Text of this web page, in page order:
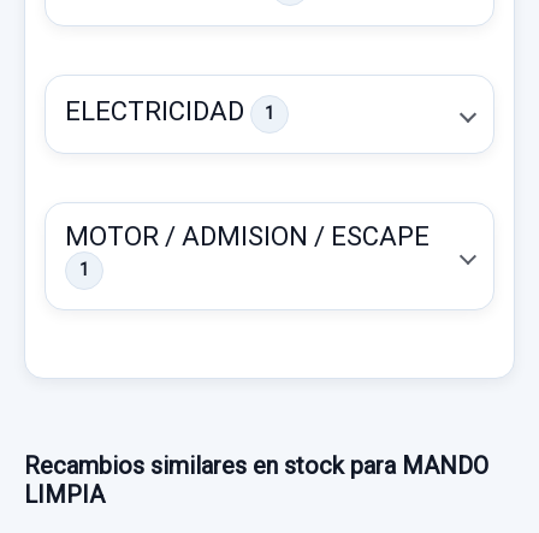
TOYOTA AVENSIS BERLINA (T 22) 1.8 SOL
Garantía 1 año
ACONDICIONADO
ELECTROVENTILADOR RADIADOR AIRE...
ELECTRICIDAD 1
MOTOR / ADMISION / ESCAPE
1
Recambios similares en stock para MANDO
LIMPIA